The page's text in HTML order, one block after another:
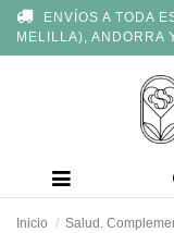
Nota:
este
ENVÍOS A TODA
MELILLA), ANDORRA
Inicio Salud.